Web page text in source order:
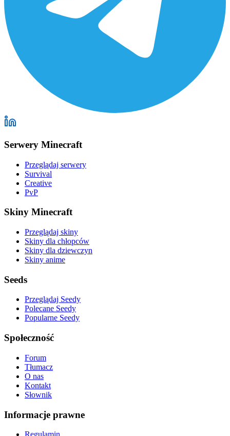
Serwery Minecraft
Przeglądaj serwery
Survival
Creative
PvP
Skiny Minecraft
Przeglądaj skiny
Skiny dla chłopców
Skiny dla dziewczyn
Skiny anime
Seeds
Przeglądaj Seedy
Polecane Seedy
Popularne Seedy
Społeczność
Forum
Tłumacz
O nas
Kontakt
Słownik
Informacje prawne